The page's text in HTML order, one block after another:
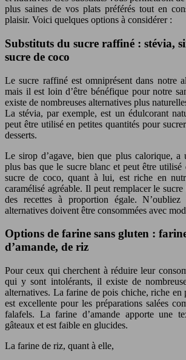
plus saines de vos plats préférés tout en
plaisir. Voici quelques options à considérer :
Substituts du sucre raffiné : stévia,
sucre de coco
Le sucre raffiné est omniprésent dans notre
mais il est loin d’être bénéfique pour notre
existe de nombreuses alternatives plus
La stévia, par exemple, est un édulcorant
peut être utilisé en petites quantités pour
desserts.
Le sirop d’agave, bien que plus calorique, a
plus bas que le sucre blanc et peut être utilisé
sucre de coco, quant à lui, est riche en
caramélisé agréable. Il peut remplacer le
des recettes à proportion égale.
alternatives doivent être consommées avec
Options de farine sans gluten :
d’amande, de riz
Pour ceux qui cherchent à réduire leur
qui y sont intolérants, il existe de
alternatives. La farine de pois chiche, riche en
est excellente pour les préparations salées
falafels. La farine d’amande apporte une
gâteaux et est faible en glucides.
La farine de riz, quant à elle,